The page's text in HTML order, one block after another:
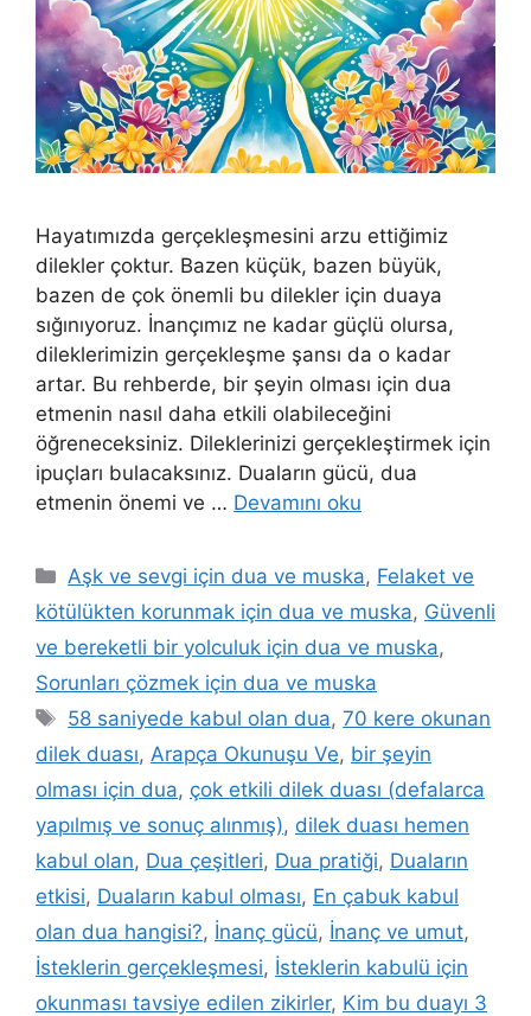
Hayatımızda gerçekleşmesini arzu ettiğimiz
dilekler çoktur. Bazen küçük, bazen büyük,
bazen de çok önemli bu dilekler için duaya
sığınıyoruz. İnançımız ne kadar güçlü olursa,
dileklerimizin gerçekleşme şansı da o kadar
artar. Bu rehberde, bir şeyin olması için dua
etmenin nasıl daha etkili olabileceğini
öğreneceksiniz. Dileklerinizi gerçekleştirmek için
ipuçları bulacaksınız. Duaların gücü, dua
etmenin önemi ve … Devamını oku
Aşk ve sevgi için dua ve muska, Felaket ve
kötülükten korunmak için dua ve muska, Güvenli
ve bereketli bir yolculuk için dua ve muska,
Sorunları çözmek için dua ve muska
58 saniyede kabul olan dua,70 kere okunan
dilek duası, Arapça Okunuşu Ve, bir şeyin
olması için dua, çok etkili dilek duası (defalarca
yapılmış ve sonuç alınmış), dilek duası hemen
kabul olan, Dua çeşitleri, Dua pratiği, Duaların
etkisi, Duaların kabul olması, En çabuk kabul
olan dua hangisi?, İnanç gücü, İnanç ve umut,
İsteklerin gerçekleşmesi, İsteklerin kabulü için
okunması tavsiye edilen zikirler, Kim bu duayı 3